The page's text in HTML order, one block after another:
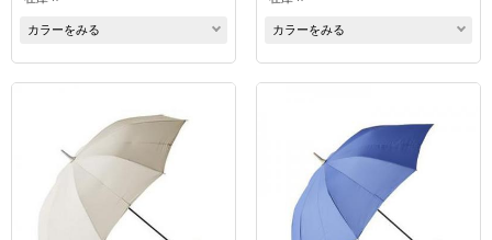
カラーをみる カラーをみる